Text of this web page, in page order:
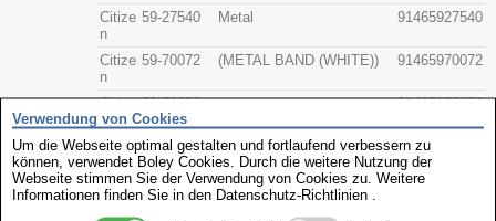
Citize
n
59-27540 Metal 91465927540
Citize
n
59-70072 (METAL BAND (WHITE)) 91465970072
Citize
n
59-72853 91465972853
Verschluß
Citize
n
386-0062 91473860062
Zeiger
Citize 518-8712 (SC-Zeiger)
Verwendung von Cookies
Um die Webseite optimal gestalten und fortlaufend verbessern zu
können, verwendet Boley Cookies. Durch die weitere Nutzung der
Webseite stimmen Sie der Verwendung von Cookies zu. Weitere
Informationen finden Sie in den Datenschutz-Richtlinien